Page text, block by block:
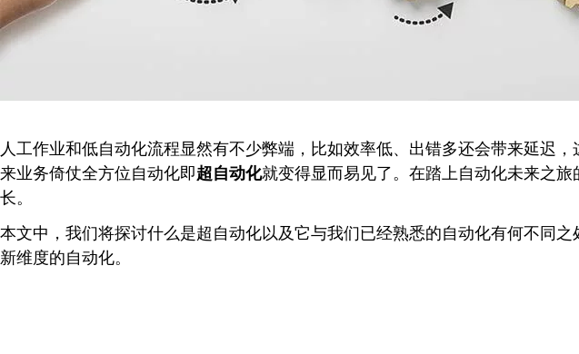
人工作业和低自动化流程显然有不少弊端，比如效率低、出错多还会带来延迟
来业务倚仗全方位自动化即超自动化就变得显而易见了。在踏上自动化未来之
长。
本文中，我们将探讨什么是超自动化以及它与我们已经熟悉的自动化有何不同
新维度的自动化。